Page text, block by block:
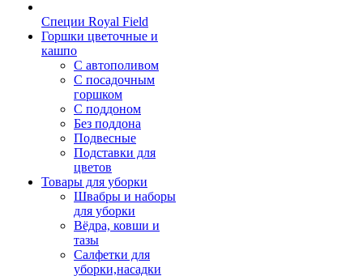
Специи Royal Field
Горшки цветочные и
кашпо
С автополивом
С посадочным
горшком
С поддоном
Без поддона
Подвесные
Подставки для
цветов
Товары для уборки
Швабры и наборы
для уборки
Вёдра, ковши и
тазы
Салфетки для
уборки,насадки